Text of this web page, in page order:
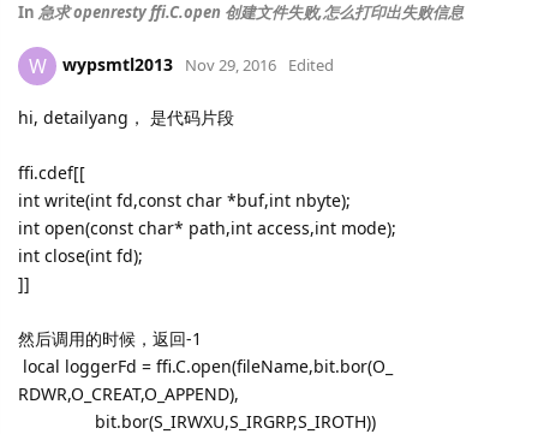
In 急求 openresty ffi.C.open 创建文件失败,怎么打印出失败信息
W wypsmtl2013 Nov 29, 2016 Edited
hi, detailyang， 是代码片段
ffi.cdef[[
int write(int fd,const char *buf,int nbyte);
int open(const char* path,int access,int mode);
int close(int fd);
]]
然后调用的时候，返回-1
local loggerFd = ffi.C.open(fileName,bit.bor(O_
RDWR,O_CREAT,O_APPEND),
bit.bor(S_IRWXU,S_IRGRP,S_ IROTH))